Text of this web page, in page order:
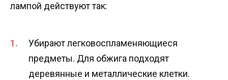
лампой действуют так:
Убирают легковоспламеняющиеся
предметы. Для обжига подходят
деревянные и металлические клетки.